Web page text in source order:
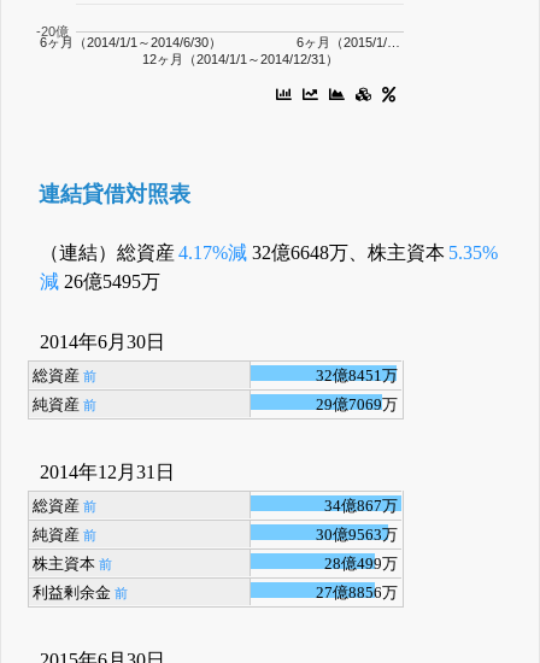
6ヶ月（2014/1/1～2014/6/30）
12ヶ月（2014/1/1～2014/12/31）
6ヶ月（2015/1/…
-20億
連結貸借対照表
（連結）総資産4.17%減 32億6648万、株主資本 5.35%
減 26億5495万
2014年6月30日
総資産 前
32億8451万
純資産 前 29億7069万
2014年12月31日
総資産 前
34億867万
純資産 前
30億9563万
株主資本 前
28億499万
利益剰余金 前 27億8856万